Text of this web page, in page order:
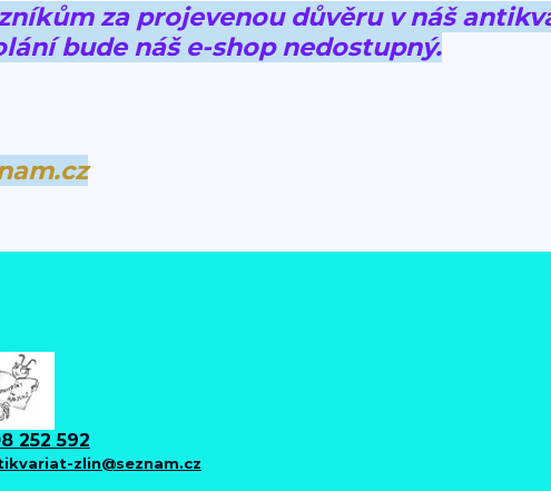
za projevenou důvěru v náš
bude náš e-shop nedostupný.
252 592
zlin@seznam.cz